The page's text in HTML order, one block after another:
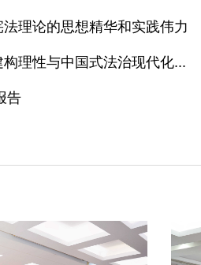
理论的思想精华和实践伟力
理性与中国式法治现代化...
告